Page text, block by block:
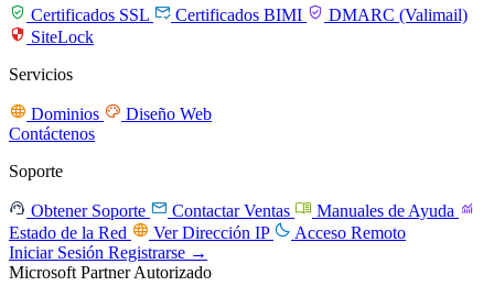
 Certificados SSL  Certificados BIMI  DMARC (Valimail)
 SiteLock
Servicios
 Dominios  Diseño Web
Contáctenos
Soporte
 Obtener Soporte  Contactar Ventas  Manuales de Ayuda 
Estado de la Red  Ver Dirección IP  Acceso Remoto
Iniciar Sesión Registrarse →
Microsoft Partner Autorizado